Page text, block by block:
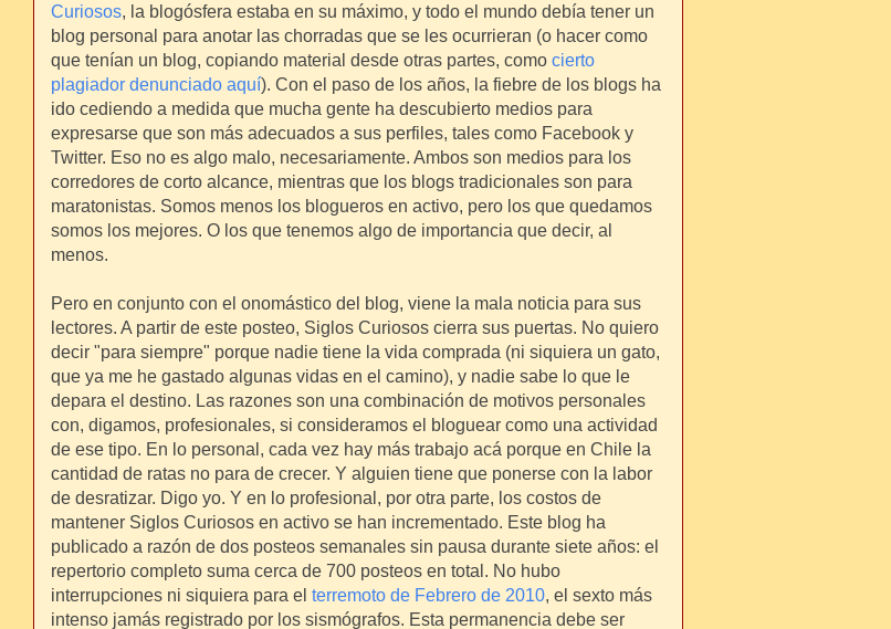
Curiosos, la blogósfera estaba en su máximo, y todo el mundo debía tener un
blog personal para anotar las chorradas que se les ocurrieran (o hacer como
que tenían un blog, copiando material desde otras partes, como cierto
plagiador denunciado aquí). Con el paso de los años, la fiebre de los blogs ha
ido cediendo a medida que mucha gente ha descubierto medios para
expresarse que son más adecuados a sus perfiles, tales como Facebook y
Twitter. Eso no es algo malo, necesariamente. Ambos son medios para los
corredores de corto alcance, mientras que los blogs tradicionales son para
maratonistas. Somos menos los blogueros en activo, pero los que quedamos
somos los mejores. O los que tenemos algo de importancia que decir, al
menos.
Pero en conjunto con el onomástico del blog, viene la mala noticia para sus
lectores. A partir de este posteo, Siglos Curiosos cierra sus puertas. No quiero
decir "para siempre" porque nadie tiene la vida comprada (ni siquiera un gato,
que ya me he gastado algunas vidas en el camino), y nadie sabe lo que le
depara el destino. Las razones son una combinación de motivos personales
con, digamos, profesionales, si consideramos el bloguear como una actividad
de ese tipo. En lo personal, cada vez hay más trabajo acá porque en Chile la
cantidad de ratas no para de crecer. Y alguien tiene que ponerse con la labor
de desratizar. Digo yo. Y en lo profesional, por otra parte, los costos de
mantener Siglos Curiosos en activo se han incrementado. Este blog ha
publicado a razón de dos posteos semanales sin pausa durante siete años: el
repertorio completo suma cerca de 700 posteos en total. No hubo
interrupciones ni siquiera para el terremoto de Febrero de 2010, el sexto más
intenso jamás registrado por los sismógrafos. Esta permanencia debe ser